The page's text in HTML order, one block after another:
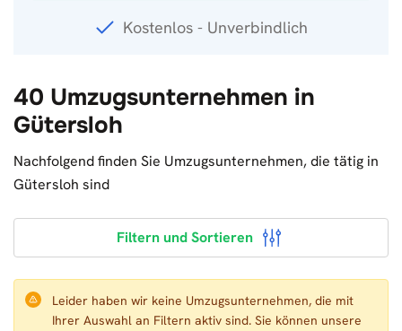
Kostenlos - Unverbindlich
40 Umzugsunternehmen in
Gütersloh
Nachfolgend finden Sie Umzugsunternehmen, die tätig in
Gütersloh sind
Filtern und Sortieren
Leider haben wir keine Umzugsunternehmen, die mit
Ihrer Auswahl an Filtern aktiv sind. Sie können unsere